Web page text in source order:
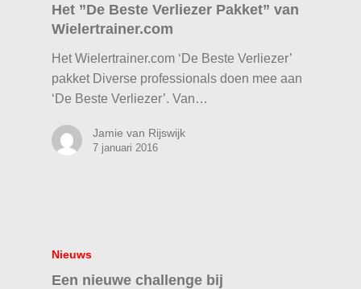
Het ”De Beste Verliezer Pakket” van
Wielertrainer.com
Het Wielertrainer.com ‘De Beste Verliezer’
pakket Diverse professionals doen mee aan
‘De Beste Verliezer’. Van…
Jamie van Rijswijk
7 januari 2016
Nieuws
Een nieuwe challenge bij